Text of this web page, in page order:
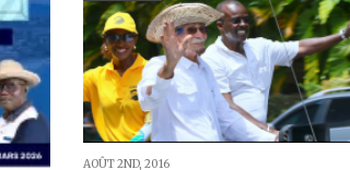
AOÛT 2ND, 2016